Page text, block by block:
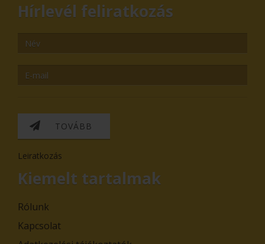
Hírlevél feliratkozás
TOVÁBB
Leiratkozás
Kiemelt tartalmak
Rólunk
Kapcsolat